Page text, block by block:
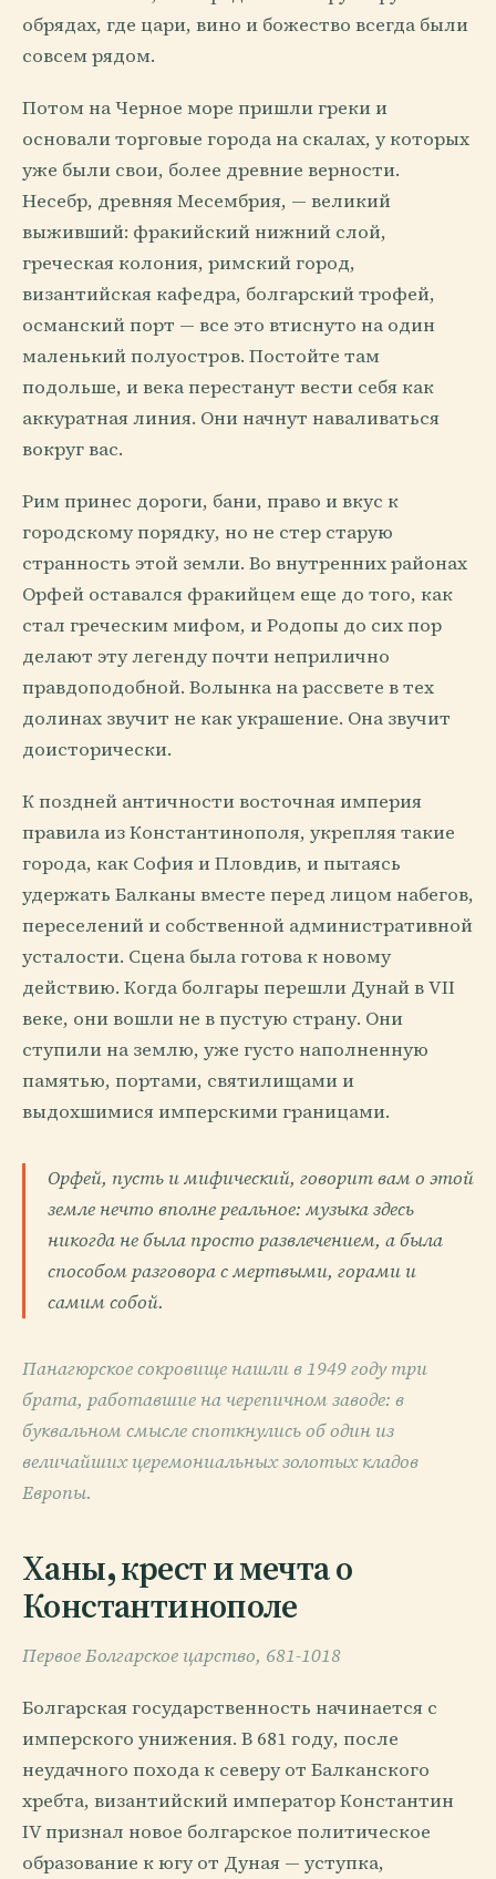
обрядах, где цари, вино и божество всегда были
совсем рядом.
Потом на Черное море пришли греки и
основали торговые города на скалах, у которых
уже были свои, более древние верности.
Несебр, древняя Месембрия, — великий
выживший: фракийский нижний слой,
греческая колония, римский город,
византийская кафедра, болгарский трофей,
османский порт — все это втиснуто на один
маленький полуостров. Постойте там
подольше, и века перестанут вести себя как
аккуратная линия. Они начнут наваливаться
вокруг вас.
Рим принес дороги, бани, право и вкус к
городскому порядку, но не стер старую
странность этой земли. Во внутренних районах
Орфей оставался фракийцем еще до того, как
стал греческим мифом, и Родопы до сих пор
делают эту легенду почти неприлично
правдоподобной. Волынка на рассвете в тех
долинах звучит не как украшение. Она звучит
доисторически.
К поздней античности восточная империя
правила из Константинополя, укрепляя такие
города, как София и Пловдив, и пытаясь
удержать Балканы вместе перед лицом набегов,
переселений и собственной административной
усталости. Сцена была готова к новому
действию. Когда болгары перешли Дунай в VII
веке, они вошли не в пустую страну. Они
ступили на землю, уже густо наполненную
памятью, портами, святилищами и
выдохшимися имперскими границами.
Орфей, пусть и мифический, говорит вам о этой
земле нечто вполне реальное: музыка здесь
никогда не была просто развлечением, а была
способом разговора с мертвыми, горами и
самим собой.
Панагюрское сокровище нашли в 1949 году три
брата, работавшие на черепичном заводе: в
буквальном смысле споткнулись об один из
величайших церемониальных золотых кладов
Европы.
Ханы, крест и мечта о
Константинополе
Первое Болгарское царство, 681-1018
Болгарская государственность начинается с
имперского унижения. В 681 году, после
неудачного похода к северу от Балканского
хребта, византийский император Константин
IV признал новое болгарское политическое
образование к югу от Дуная — уступка,